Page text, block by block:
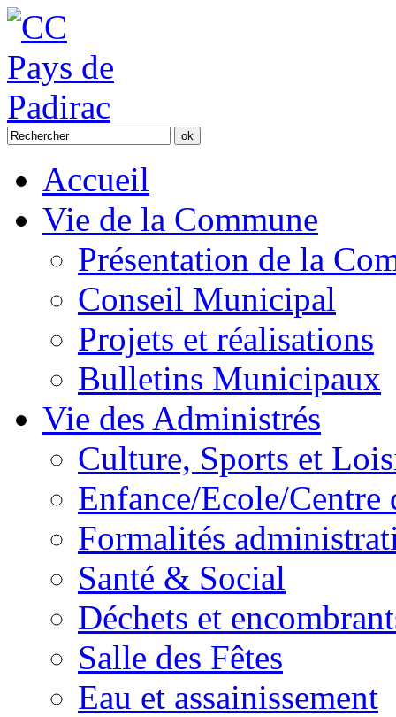
Accueil
Vie de la Commune
Présentation de la
Conseil Municipal
Projets et réalisations
Bulletins Municipaux
Vie des Administrés
Culture, Sports et
Enfance/Ecole/Centre
Formalités
Santé & Social
Déchets et
Salle des Fêtes
Eau et assainissement